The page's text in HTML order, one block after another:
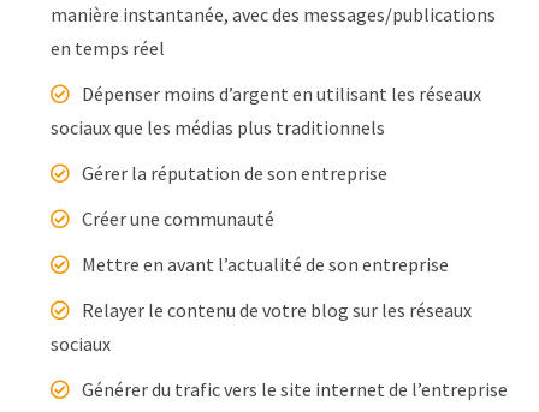
manière instantanée, avec des messages/publications
en temps réel
Dépenser moins d’argent en utilisant les réseaux
sociaux que les médias plus traditionnels
Gérer la réputation de son entreprise
Créer une communauté
Mettre en avant l’actualité de son entreprise
Relayer le contenu de votre blog sur les réseaux
sociaux
Générer du trafic vers le site internet de l’entreprise